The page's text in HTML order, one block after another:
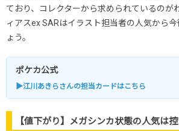
ており、コレクターから求められているのが
ィアスex SARはイラスト担当者の人気から
ょう。
ポケカ公式
▶江川あきらさんの担当カードはこちら
【値下がり】メガシンカ状態の人気は